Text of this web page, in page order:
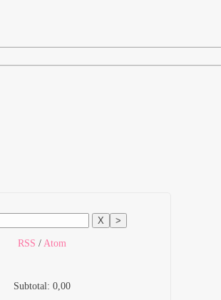
X >
RSS /Atom
Subtotal: 0,00